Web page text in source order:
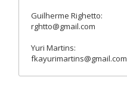
Guilherme Righetto:
rghtto@gmail.com
Yuri Martins:
fkayurimartins@gmail.com